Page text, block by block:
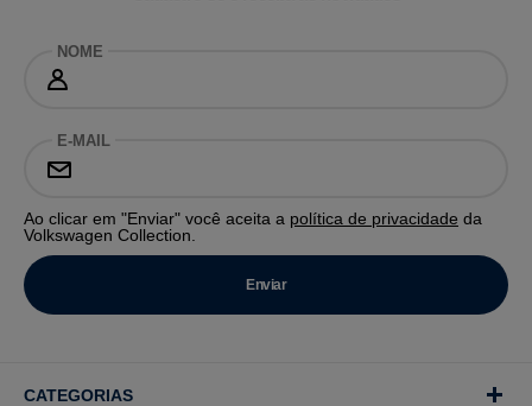
NOME
E-MAIL
Ao clicar em "Enviar" você aceita a política de privacidade da
Volkswagen Collection.
CATEGORIAS